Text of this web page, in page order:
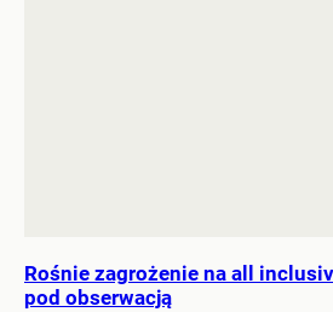
Rośnie zagrożenie na all
pod obserwacją